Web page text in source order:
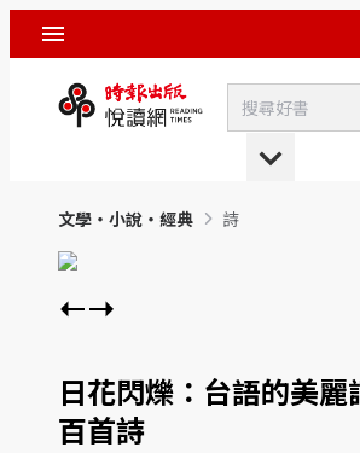
文學‧小說‧經典 詩
日花閃爍：台語的美
百首詩